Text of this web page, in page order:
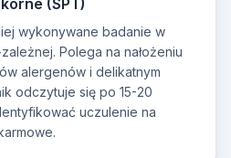
(SPT)
wykonywane badanie w
Polega na nałożeniu
alergenów i delikatnym
odczytuje się po 15-20
uczulenie na